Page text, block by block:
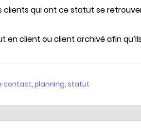
clients qui ont ce statut se
en client ou client archivé afin
contact, planning, statut